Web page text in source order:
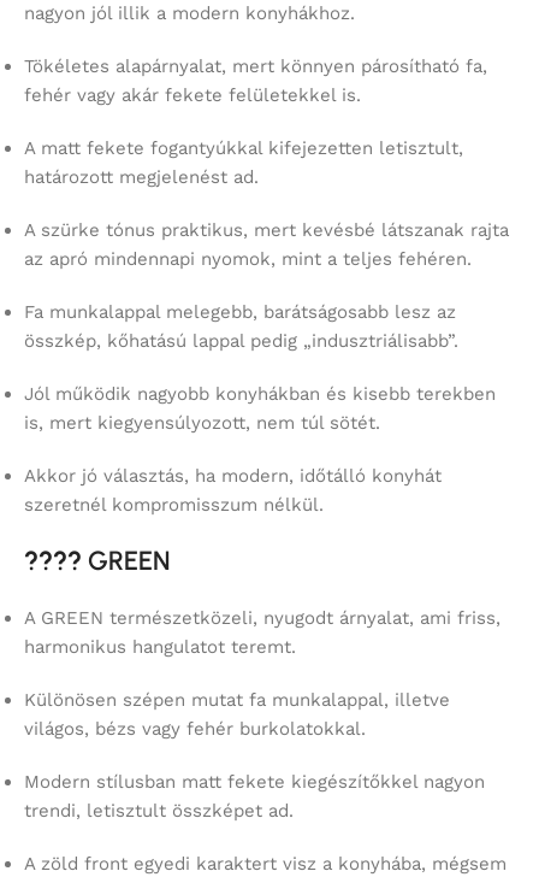
nagyon jól illik a modern konyhákhoz.
Tökéletes alapárnyalat, mert könnyen párosítható fa,
fehér vagy akár fekete felületekkel is.
A matt fekete fogantyúkkal kifejezetten letisztult,
határozott megjelenést ad.
A szürke tónus praktikus, mert kevésbé látszanak rajta
az apró mindennapi nyomok, mint a teljes fehéren.
Fa munkalappal melegebb, barátságosabb lesz az
összkép, kőhatású lappal pedig „indusztriálisabb”.
Jól működik nagyobb konyhákban és kisebb terekben
is, mert kiegyensúlyozott, nem túl sötét.
Akkor jó választás, ha modern, időtálló konyhát
szeretnél kompromisszum nélkül.
???? GREEN
A GREEN természetközeli, nyugodt árnyalat, ami friss,
harmonikus hangulatot teremt.
Különösen szépen mutat fa munkalappal, illetve
világos, bézs vagy fehér burkolatokkal.
Modern stílusban matt fekete kiegészítőkkel nagyon
trendi, letisztult összképet ad.
A zöld front egyedi karaktert visz a konyhába, mégsem